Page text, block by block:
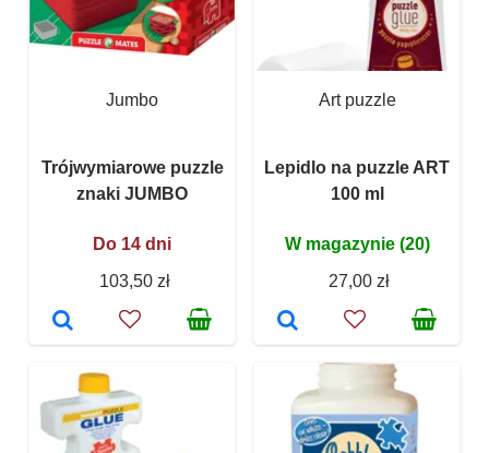
Jumbo
Trójwymiarowe puzzle
znaki JUMBO
Do 14 dni
103,50 zł
Art puzzle
Lepidlo na puzzle ART
100 ml
W magazynie (20)
27,00 zł